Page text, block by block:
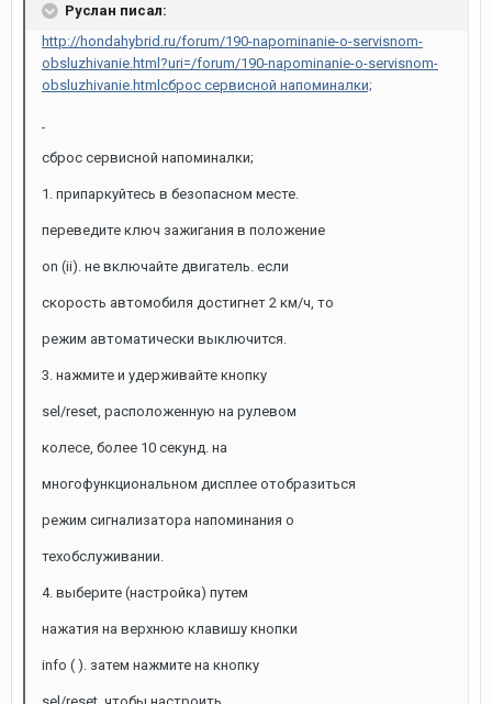
Руслан писал:
http://hondahybrid.ru/forum/190-napominanie-o-servisnom-
obsluzhivanie.html?uri=/forum/190-napominanie-o-servisnom-
obsluzhivanie.htmlсброс сервисной напоминалки;
сброс сервисной напоминалки;
1. припаркуйтесь в безопасном месте.
переведите ключ зажигания в положение
on (ii). не включайте двигатель. если
скорость автомобиля достигнет 2 км/ч, то
режим автоматически выключится.
3. нажмите и удерживайте кнопку
sel/reset, расположенную на рулевом
колесе, более 10 секунд. на
многофункциональном дисплее отобразиться
режим сигнализатора напоминания о
техобслуживании.
4. выберите (настройка) путем
нажатия на верхнюю клавишу кнопки
info ( ). затем нажмите на кнопку